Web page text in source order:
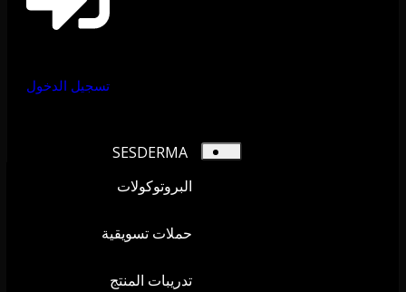
تسجيل الدخول
SESDERMA
البروتوكولات
حملات تسويقية
تدريبات المنتج